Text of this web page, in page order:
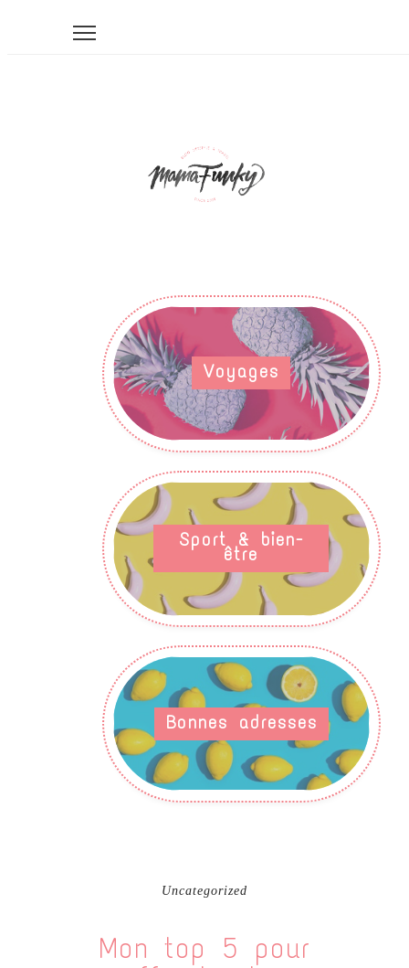
Voyages
Sport & bien-
être
Bonnes adresses
Uncategorized
Mon top 5 pour